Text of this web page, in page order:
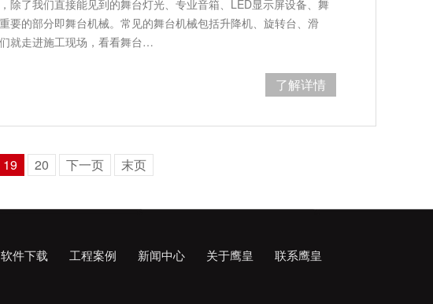
除了我们直接能见到的舞台灯光、专业音箱、LED显示屏设备、舞
要的部分即舞台机械。常见的舞台机械包括升降机、旋转台、滑
就走进施工现场，看看舞台…
了解详情
19 20 下一页 末页
软件下载 工程案例 新闻中心 关于鹰皇
联系鹰皇